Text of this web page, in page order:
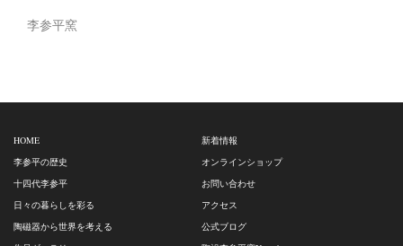
李参平窯
HOME
李参平の歴史
十四代李参平
日々の暮らしを彩る
陶磁器から世界を考える
新着情報
オンラインショップ
お問い合わせ
アクセス
公式ブログ